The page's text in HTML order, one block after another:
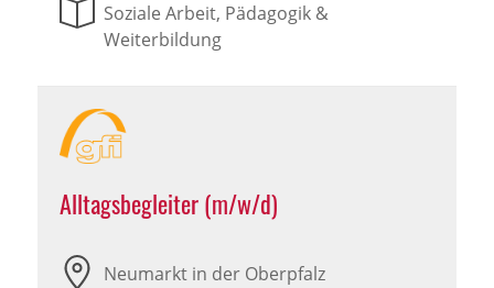
Soziale Arbeit, Pädagogik &
Weiterbildung
Alltagsbegleiter (m/w/d)
Neumarkt in der Oberpfalz